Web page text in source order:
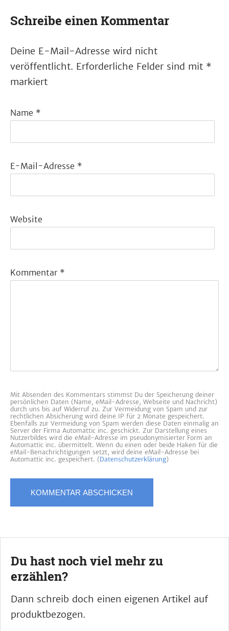
Schreibe einen Kommentar
Deine E-Mail-Adresse wird nicht
veröffentlicht. Erforderliche Felder sind mit *
markiert
Name *
E-Mail-Adresse *
Website
Kommentar *
Mit Absenden des Kommentars stimmst Du der Speicherung deiner
persönlichen Daten (Name, eMail-Adresse, Webseite und Nachricht)
durch uns bis auf Widerruf zu. Zur Vermeidung von Spam und zur
rechtlichen Absicherung wird deine IP für 2 Monate gespeichert.
Ebenfalls zur Vermeidung von Spam werden diese Daten einmalig an
Server der Firma Automattic inc. geschickt. Zur Darstellung eines
Nutzerbildes wird die eMail-Adresse im pseudonymisierter Form an
Automattic inc. übermittelt. Wenn du einen oder beide Haken für die
eMail-Benachrichtigungen setzt, wird deine eMail-Adresse bei
Automattic inc. gespeichert. (Datenschutzerklärung)
Du hast noch viel mehr zu
erzählen?
Dann schreib doch einen eigenen Artikel auf
produktbezogen.